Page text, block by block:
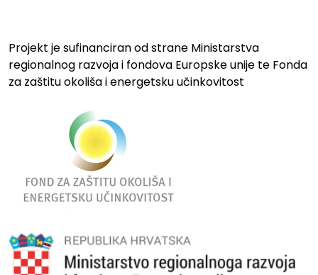
Projekt je sufinanciran od strane Ministarstva
regionalnog razvoja i fondova Europske unije te Fonda
za zaštitu okoliša i energetsku učinkovitost